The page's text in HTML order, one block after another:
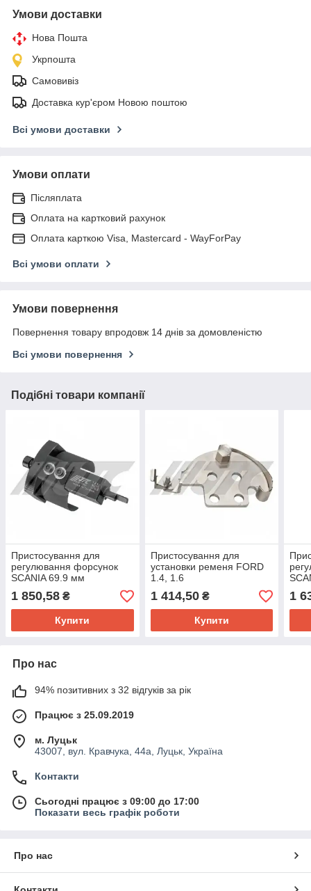
Умови доставки
Нова Пошта
Укрпошта
Самовивіз
Доставка кур'єром Новою поштою
Всі умови доставки
Умови оплати
Післяплата
Оплата на картковий рахунок
Оплата карткою Visa, Mastercard - WayForPay
Всі умови оплати
Умови повернення
Повернення товару впродовж 14 днів за домовленістю
Всі умови повернення
Подібні товари компанії
Пристосування для
регулювання форсунок
SCANIA 69.9 мм
1 850,58 ₴
Купити
Пристосування для
установки ременя FORD
1.4, 1.6
1 414,50₴
Купити
1
Про нас
94% позитивних з 32 відгуків за рік
Працює з 25.09.2019
м. Луцьк
43007, вул. Кравчука, 44а, Луцьк, Україна
Контакти
Сьогодні працює з 09:00 до 17:00
Показати весь графік роботи
Про нас